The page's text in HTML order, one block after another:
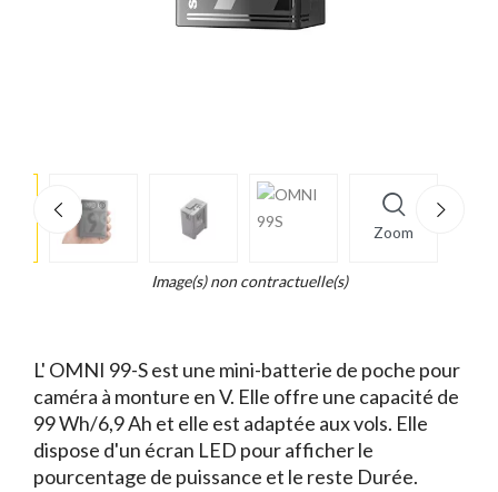
Zoom
Image(s) non contractuelle(s)
L' OMNI 99-S est une mini-batterie de poche pour
caméra à monture en V. Elle offre une capacité de
99 Wh/6,9 Ah et elle est adaptée aux vols. Elle
dispose d'un écran LED pour afficher le
pourcentage de puissance et le reste Durée.